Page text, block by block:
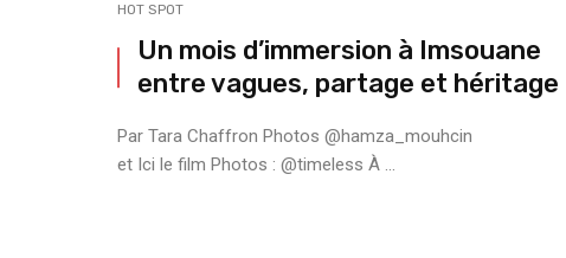
HOT SPOT
Un mois d’immersion à Imsouane
entre vagues, partage et héritage
Par Tara Chaffron Photos @hamza_mouhcin
et Ici le film Photos : @timeless À ...